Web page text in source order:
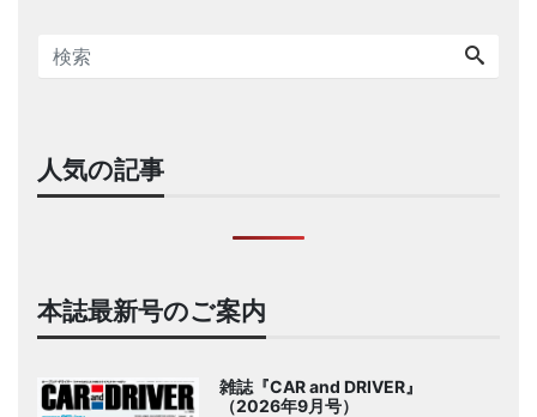
人気の記事
本誌最新号のご案内
雑誌『CAR and DRIVER』
（2026年9月号）